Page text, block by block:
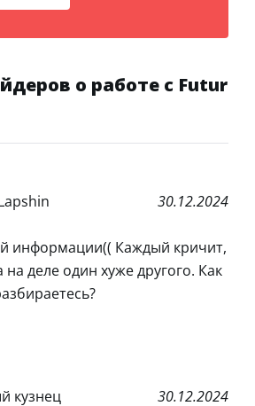
о работе с Futur
30.12.2024
информации(( Каждый кричит,
деле один хуже другого. Как
кузнец 30.12.2024